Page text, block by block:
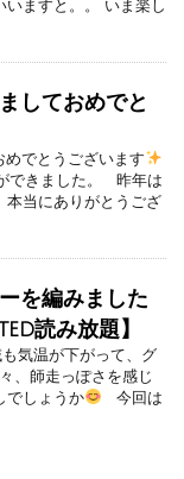
いますと。。 いま楽し
しておめでと
でとうございます
できました。 昨年は
本当にありがとうござ
を編みました
読み放題】
気温が下がって、グ
、師走っぽさを感じ
でしょうか
今回は